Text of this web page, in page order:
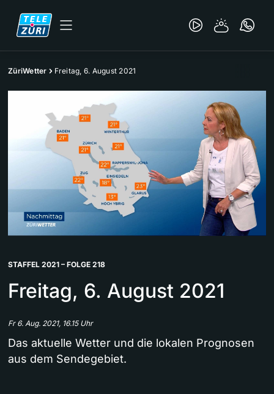
ZüriWetter Freitag, 6. August 2021
STAFFEL 2021 – FOLGE 218
Freitag, 6. August 2021
Fr 6. Aug. 2021, 16.15 Uhr
Das aktuelle Wetter und die lokalen Prognosen
aus dem Sendegebiet.